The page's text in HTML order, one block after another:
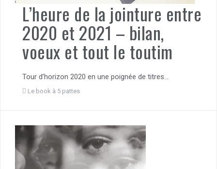
L’heure de la jointure entre
2020 et 2021 – bilan,
voeux et tout le toutim
Tour d’horizon 2020 en une poignée de titres…
Le book à 5 pattes